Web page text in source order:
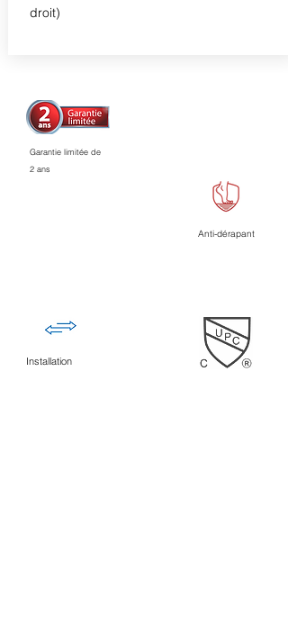
droit)
Garantie limitée de
2 ans
Anti-dérapant
Installation